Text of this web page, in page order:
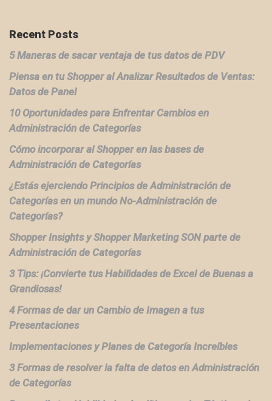
Recent Posts
5 Maneras de sacar ventaja de tus datos de PDV
Piensa en tu Shopper al Analizar Resultados de Ventas:
Datos de Panel
10 Oportunidades para Enfrentar Cambios en
Administración de Categorías
Cómo incorporar al Shopper en las bases de
Administración de Categorías
¿Estás ejerciendo Principios de Administración de
Categorías en un mundo No-Administración de
Categorías?
Shopper Insights y Shopper Marketing SON parte de
Administración de Categorías
3 Tips: ¡Convierte tus Habilidades de Excel de Buenas a
Grandiosas!
4 Formas de dar un Cambio de Imagen a tus
Presentaciones
Implementaciones y Planes de Categoría Increíbles
3 Formas de resolver la falta de datos en Administración
de Categorías